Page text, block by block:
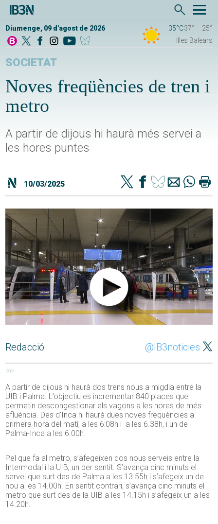
Diumenge, 09 d'agost de 2026 35°C37°
25°
Illes Balears
SOCIETAT
Noves freqüències de tren i
metro
A partir de dijous hi haurà més servei a
les hores puntes
10/03/2025
Redacció @IB3noticies
392
A partir de dijous hi haurà dos trens nous a migdia entre la
UIB i Palma. L’objectiu es incrementar 840 places que
permetin descongestionar els vagons a les hores de més
afluència. Des d’Inca hi haurà dues noves freqüències a
primera hora del matí, a les 6:08h i a les 6.38h, i un de
Palma-Inca a les 6.00h.
Pel que fa al metro, s’afegeixen dos nous serveis entre la
Intermodal i la UIB, un per sentit. S’avança cinc minuts el
servei que surt des de Palma a les 13.55h i s’afegeix un de
nou a les 14.00h. En sentit contrari, s’avança cinc minuts el
metro que surt des de la UIB a les 14.15h i s’afegeix un a les
14.20h.